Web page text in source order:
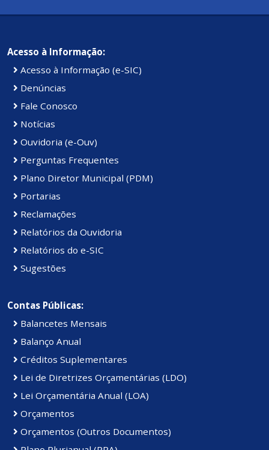
Acesso à Informação:
Acesso à Informação (e-SIC)
Denúncias
Fale Conosco
Notícias
Ouvidoria (e-Ouv)
Perguntas Frequentes
Plano Diretor Municipal (PDM)
Portarias
Reclamações
Relatórios da Ouvidoria
Relatórios do e-SIC
Sugestões
Contas Públicas:
Balancetes Mensais
Balanço Anual
Créditos Suplementares
Lei de Diretrizes Orçamentárias (LDO)
Lei Orçamentária Anual (LOA)
Orçamentos
Orçamentos (Outros Documentos)